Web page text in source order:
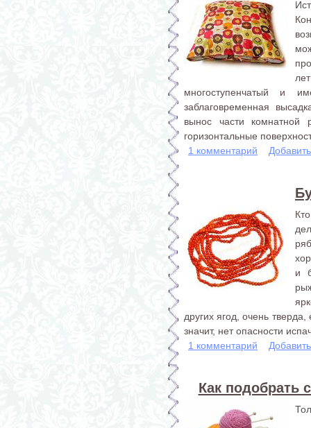
многоступенчатый и
заблаговременная
вынос части комнатной
горизонтальные
1 комментарий
и
других ягод, очень
значит, нет опасности
1 комментарий
Как подобрать